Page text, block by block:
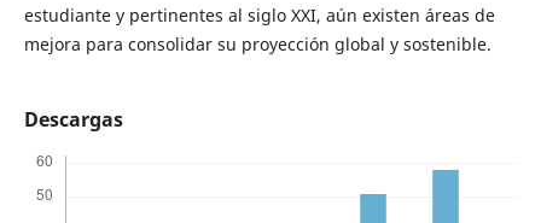
estudiante y pertinentes al siglo XXI, aún existen áreas de
mejora para consolidar su proyección global y sostenible.
Descargas